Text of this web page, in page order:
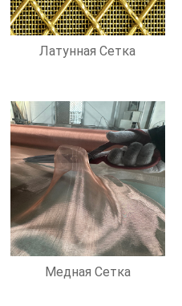
Латунная Сетка
Медная Сетка